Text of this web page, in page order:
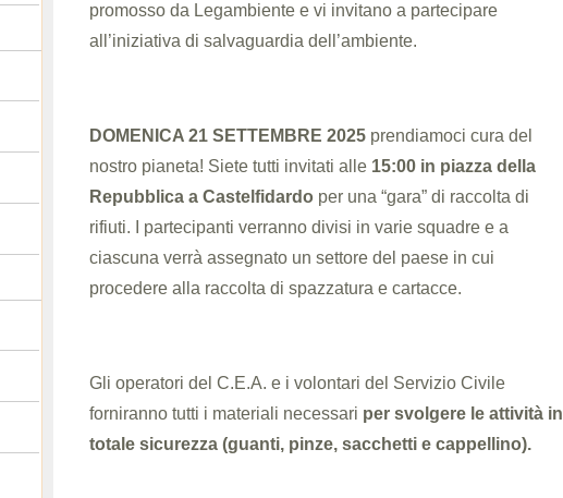
promosso da Legambiente e vi invitano a partecipare
all’iniziativa di salvaguardia dell’ambiente.
DOMENICA 21 SETTEMBRE 2025 prendiamoci cura del
nostro pianeta! Siete tutti invitati alle 15:00 in piazza della
Repubblica a Castelfidardo per una “gara” di raccolta di
rifiuti. I partecipanti verranno divisi in varie squadre e a
ciascuna verrà assegnato un settore del paese in cui
procedere alla raccolta di spazzatura e cartacce.
Gli operatori del C.E.A. e i volontari del Servizio Civile
forniranno tutti i materiali necessari per svolgere le attività in
totale sicurezza (guanti, pinze, sacchetti e cappellino).